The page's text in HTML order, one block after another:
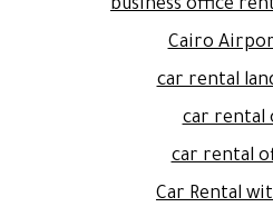
business office
Cairo
car rental
car rental
car rental
Car Rental